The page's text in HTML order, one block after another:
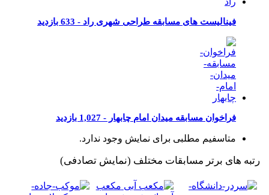
فینالیست های مسابقه طراحی شهری راد - 633 بازدید
فراخوان مسابقه میدان امام چابهار - 1,027 بازدید
متاسفیم مطلبی برای نمایش وجود ندارد.
رتبه های برتر مسابقات مختلف (نمایش تصادفی)
مکعب